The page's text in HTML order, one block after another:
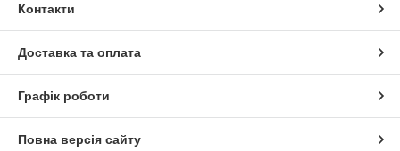
Контакти
Доставка та оплата
Графік роботи
Повна версія сайту